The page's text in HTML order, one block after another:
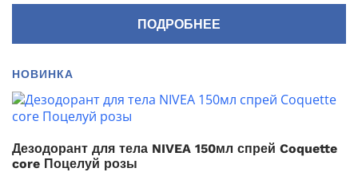
ПОДРОБНЕЕ
НОВИНКА
Дезодорант для тела NIVEA 150мл спрей Coquette
core Поцелуй розы